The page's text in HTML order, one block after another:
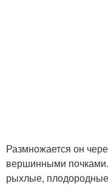
Размножается он
вершинными
рыхлые,